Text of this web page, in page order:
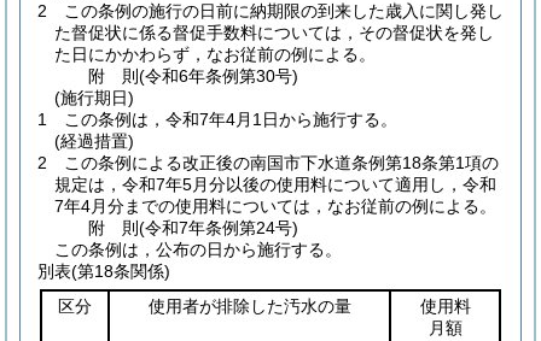
2
この条例の施行の日前に納期限の到来した歳入に関し発し
た督促状に係る督促手数料については，その督促状を発し
た日にかかわらず，なお従前の例による。
附 則(令和6年条例第30号)
(施行期日)
1
この条例は，令和7年4月1日から施行する。
(経過措置)
2
この条例による改正後の南国市下水道条例第18条第1項の
規定は，令和7年5月分以後の使用料について適用し，令和
7年4月分までの使用料については，なお従前の例による。
附 則(令和7年条例第24号)
この条例は，公布の日から施行する。
別表(第18条関係)
区分
使用者が排除した汚水の量
使用料
月額